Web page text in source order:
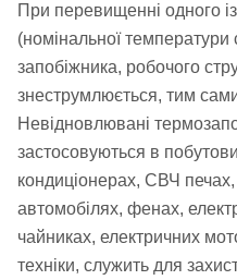
При перевищенні одного
(номінальної
запобіжника, робочого
знеструмлюється, тим
Невідновлювані
застосовуються в
кондиціонерах, СВЧ печах,
автомобілях, фенах,
чайниках, електричних
техніки, служить для